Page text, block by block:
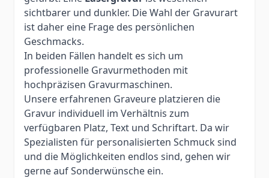
sichtbarer und dunkler. Die Wahl der Gravurart
ist daher eine Frage des persönlichen
Geschmacks.
In beiden Fällen handelt es sich um
professionelle Gravurmethoden mit
hochpräzisen Gravurmaschinen.
Unsere erfahrenen Graveure platzieren die
Gravur individuell im Verhältnis zum
verfügbaren Platz, Text und Schriftart. Da wir
Spezialisten für personalisierten Schmuck sind
und die Möglichkeiten endlos sind, gehen wir
gerne auf Sonderwünsche ein.